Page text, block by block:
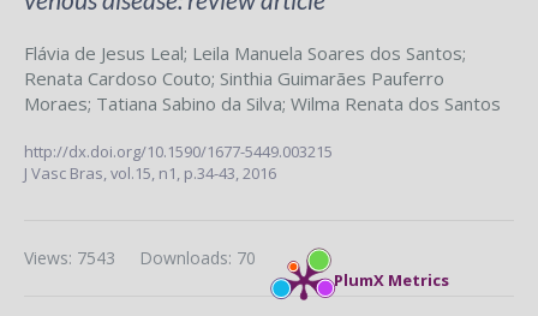
Flávia de Jesus Leal; Leila Manuela Soares dos Santos;
Renata Cardoso Couto; Sinthia Guimarães Pauferro
Moraes; Tatiana Sabino da Silva; Wilma Renata dos Santos
http://dx.doi.org/10.1590/1677-5449.003215
J Vasc Bras,vol.15, n1, p.34-43, 2016
PlumX Metrics
Downloads: 70
Views: 7543